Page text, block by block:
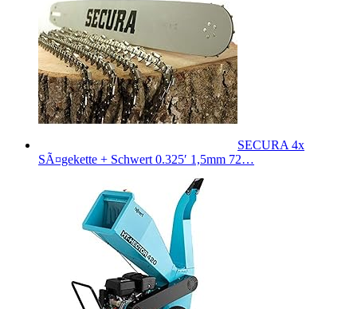
SECURA 4x
SÃ¤gekette + Schwert 0.325′ 1,5mm 72…